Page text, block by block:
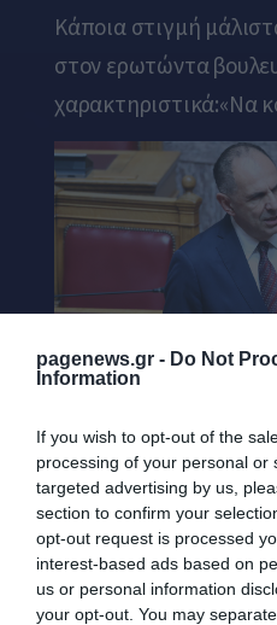
pagenews.gr - Do Not
Information
If you wish to opt-out of the
processing of your personal or
targeted advertising by us,
section to confirm your
opt-out request is processed
interest-based ads based on
us or personal information
your opt-out. You may
Κάποια στιγμή
στον ερωτώντα
χαρακτηριστικά:«Να
Το παρασκήνιο
Πίσω όμως από τις
διπλωματικές πηγές
κατάσταση μόνο